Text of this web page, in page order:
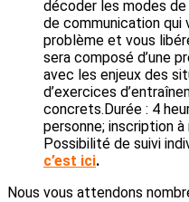
décoder les modes
de communication qui
problème et vous
sera composé d’une
avec les enjeux des
d’exercices
concrets.Durée : 4
personne; inscription
Possibilité de suivi
c’est ici.
Nous vous attendons